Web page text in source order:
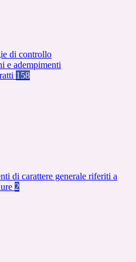
di controllo
e adempimenti
158
di carattere generale riferiti a
2